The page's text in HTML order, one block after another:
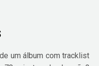
um álbum com tracklist